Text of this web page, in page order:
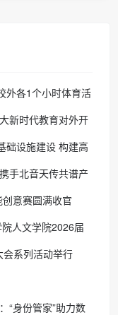
外各1个小时体育活
新时代教育对外开
础设施建设 构建高
手北音天传共谱产
意赛圆满收官
人文学院2026届
系列活动举行
“身份管家”助力数